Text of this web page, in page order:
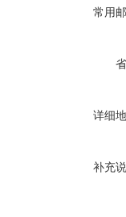
常用
详细
补充